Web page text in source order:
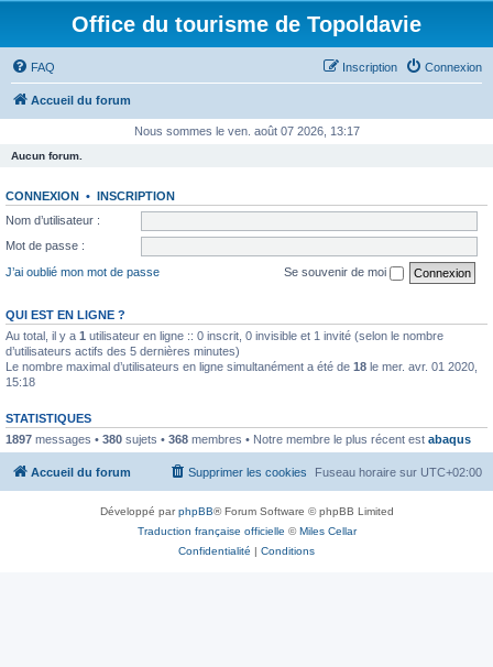
Office du tourisme de Topoldavie
FAQ Connexion
Inscription
Accueil du forum
Nous sommes le ven. août 07 2026, 13:17
Aucun forum.
CONNEXION • INSCRIPTION
Nom d’utilisateur :
Mot de passe :
J’ai oublié mon mot de passe
Se souvenir de moi
QUI EST EN LIGNE ?
Au total, il y a 1 utilisateur en ligne :: 0 inscrit, 0 invisible et 1 invité (selon le nombre
d’utilisateurs actifs des 5 dernières minutes)
Le nombre maximal d’utilisateurs en ligne simultanément a été de 18 le mer. avr. 01 2020,
15:18
STATISTIQUES
1897 messages • 380 sujets • 368 membres • Notre membre le plus récent est abaqus
Accueil du forum Fuseau horaire sur UTC+02:00
Supprimer les cookies
Développé parphpBB® Forum Software © phpBB Limited
Traduction française officielle ©Miles Cellar
Confidentialité | Conditions